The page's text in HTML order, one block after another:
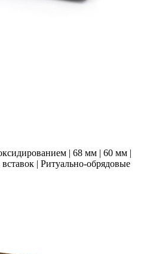
| 68 мм | 60 мм |
вставок | Ритуально-обрядовые